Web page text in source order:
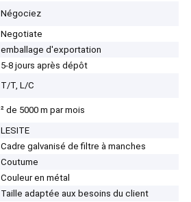
Négociez
Negotiate
emballage d'exportation
5-8 jours après dépôt
T/T, L/C
² de 5000 m par mois
LESITE
Cadre galvanisé de filtre à manches
Coutume
Couleur en métal
Taille adaptée aux besoins du client